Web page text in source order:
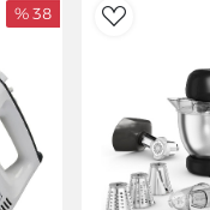
38 %